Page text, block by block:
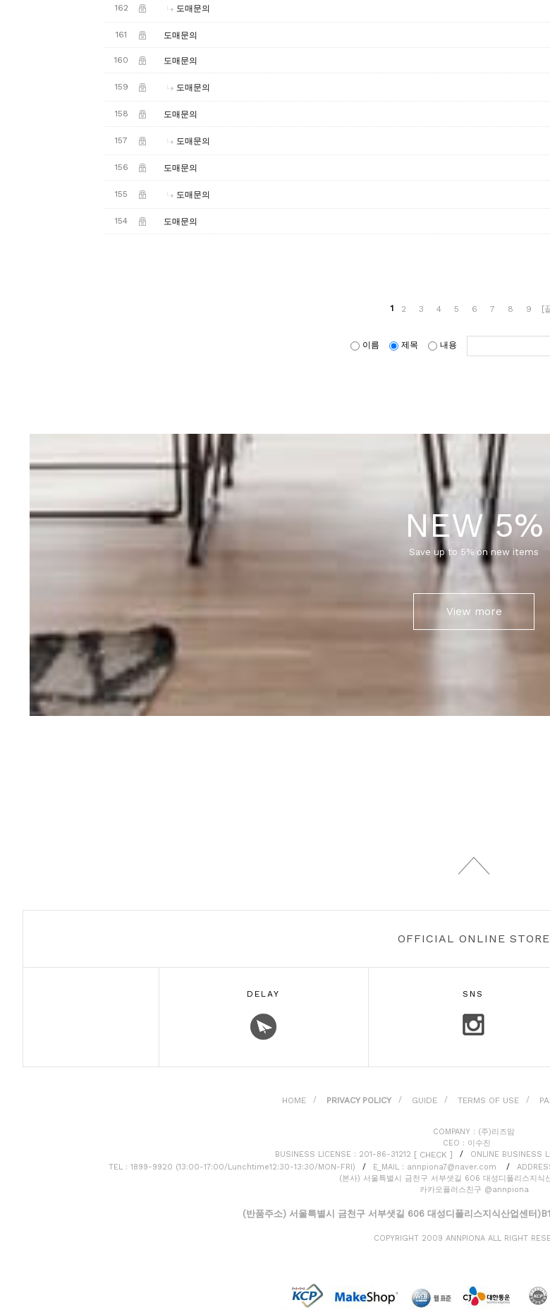
162 도매문의
161 도매문의
160 도매문의
159 도매문의
158 도매문의
157 도매문의
156 도매문의
155 도매문의
154 도매문의
1 2 3 4 5 6 7 8 9 [
이름 제목 내용
NEW 5%
Save up to 5% on new items
View more
OFFICIAL ONLINE STORE
DELAY SNS
HOME / PRIVACY POLICY / GUIDE / TERMS OF USE /
COMPANY : (주)리즈맘
CEO : 이수진
BUSINESS LICENSE : 201-86-31212 [ CHECK ] /
ONLINE BUSINESS
TEL : 1899-9920 (13:00-17:00/Lunchtime12:30-13:30/MON-FRI)
/ E_MAIL : annpiona7@naver.com /
(본사) 서울특별시 금천구 서부샛길 606 대성디폴리스지식
카카오플러스친구 @annpiona
(반품주소) 서울특별시 금천구 서부샛길 606 대성디폴리스지식산업센터
COPYRIGHT 2009 ANNPIONA ALL RIGHT